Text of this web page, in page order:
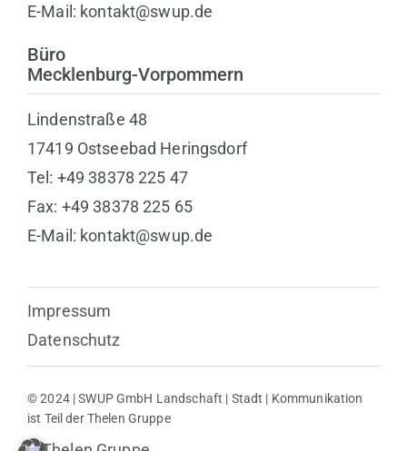
E-Mail: kontakt@swup.de
Büro
Mecklenburg-Vorpommern
Lindenstraße 48
17419 Ostseebad Heringsdorf
Tel: +49 38378 225 47
Fax: +49 38378 225 65
E-Mail: kontakt@swup.de
Impressum
Datenschutz
© 2024 | SWUP GmbH Landschaft | Stadt | Kommunikation
ist Teil der Thelen Gruppe